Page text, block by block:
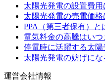
太陽光発電の設置費用
太陽光発電の売電価
PPA（第三者保有）と
電気料金の高騰はいつ
停電時に活躍する太
太陽光発電の妨げにな
運営会社情報